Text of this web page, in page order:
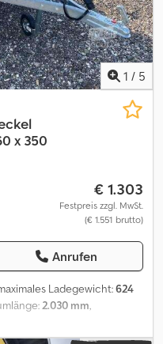
1 / 5
x 350
€ 1.303
Festpreis zzgl. MwSt.
(€ 1.551 brutto)
Anrufen
Ladegewicht:624
2.030 mm
, Bauhöhe:860 mm,